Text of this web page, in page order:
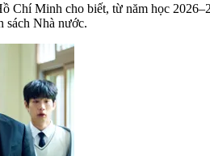
Chí Minh cho biết, từ năm học
sách Nhà nước.